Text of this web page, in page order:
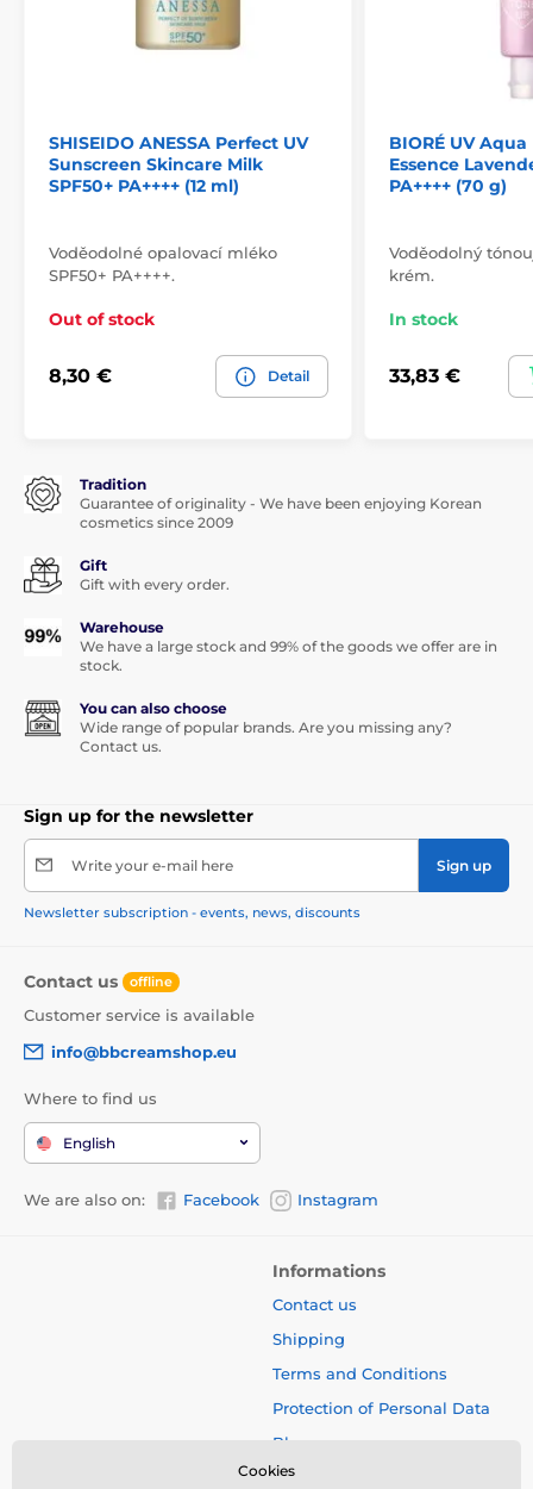
SHISEIDO ANESSA Perfect UV
Sunscreen Skincare Milk
SPF50+ PA++++ (12 ml)
Voděodolné opalovací mléko
SPF50+ PA++++.
Out of stock
8,30 € Detail
BIORÉ UV
Essence
PA++++ (70 g)
Voděodolný
krém.
In stock
33,83 €
Tradition
Guarantee of originality - We have been enjoying Korean
cosmetics since 2009
Gift
Gift with every order.
Warehouse
We have a large stock and 99% of the goods we offer are in
stock.
You can also choose
Wide range of popular brands. Are you missing any?
Contact us.
Sign up for the newsletter
Write your e-mail here Sign up
Newsletter subscription - events, news, discounts
Contact us offline
Customer service is available
info@bbcreamshop.eu
Where to find us
English
We are also on: Facebook Instagram
Informations
Contact us
Shipping
Terms and Conditions
Protection of Personal Data
Blog
Cookies